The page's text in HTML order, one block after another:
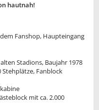
hautnah!
Fanshop, Haupteingang
Stadions, Baujahr 1978
Stehplätze, Fanblock
mit ca. 2.000